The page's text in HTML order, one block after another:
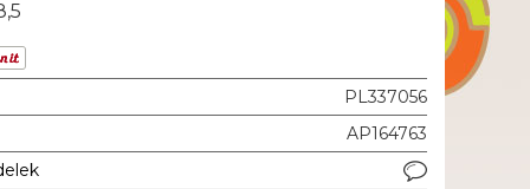
PL337056
AP164763